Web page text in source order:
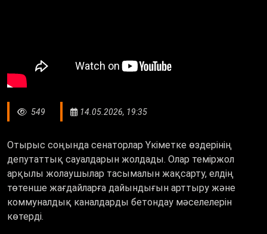
549 14.05.2026, 19:35
Отырыс соңында сенаторлар Үкіметке өздерінің
депутаттық сауалдарын жолдады. Олар теміржол
арқылы жолаушылар тасымалын жақсарту, елдің
төтенше жағдайларға дайындығын арттыру және
коммуналдық каналдарды бетондау мәселелерін
көтерді.